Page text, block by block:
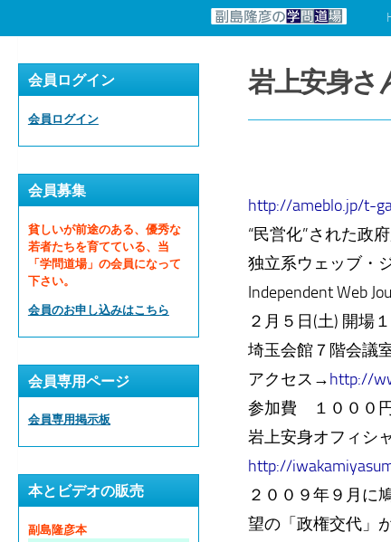
岩上安身さ
http://ameblo.jp/t-
“民営化”された政
独立系ウェッブ・
Independent Web
２月５日(土) 開場
埼玉会館７階会議
アクセス→http://
参加費 １０００
岩上安身オフィシ
http://
２００９年９月に
望の「政権交代」
会員ログイン
会員ログイン
会員募集
貧しいが前途のある、優秀な
若者たちを育てている、当
「学問道場」の会員になって
下さい。
会員のお申し込みはこちら
会員専用ページ
会員専用掲示板
本とビデオの販売
副島隆彦本